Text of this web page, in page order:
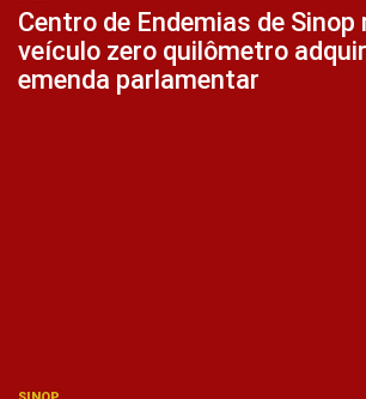
Centro de Endemias de Sinop
veículo zero quilômetro
emenda parlamentar